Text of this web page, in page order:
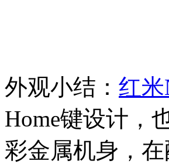
外观小结： 红米
Home键设计，
彩金属机身，